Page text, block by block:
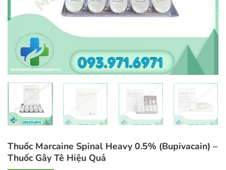
Thuốc Marcaine Spinal Heavy 0.5% (Bupivacain) –
Thuốc Gây Tê Hiệu Quả